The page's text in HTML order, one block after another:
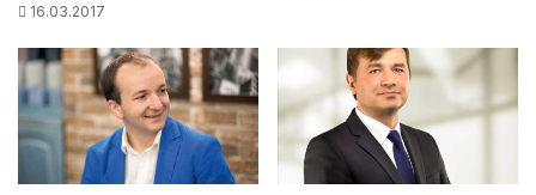
16.03.2017